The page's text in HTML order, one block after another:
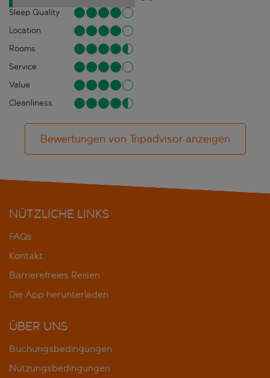
Sleep Quality
Location
Rooms
Service
Value
Cleanliness
Bewertungen von Tripadvisor anzeigen
NÜTZLICHE LINKS
FAQs
Kontakt
Barrierefreies Reisen
Die App herunterladen
ÜBER UNS
Buchungsbedingungen
Nutzungsbedingungen